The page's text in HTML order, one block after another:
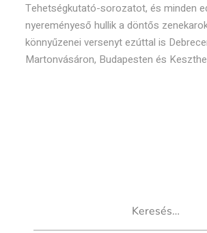
Tehetségkutató-sorozatot, és minden
nyereményeső hullik a döntős
könnyűzenei versenyt ezúttal is
Martonvásáron, Budapesten és